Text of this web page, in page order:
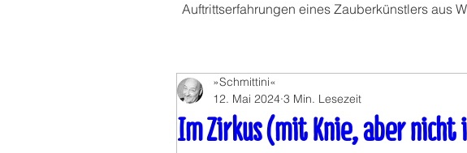
Im Zirkus (mit Knie, aber nicht
»Schmittini«
12. Mai 2024 3 Min. Lesezeit
Auftrittserfahrungen eines Zauberkünstlers aus